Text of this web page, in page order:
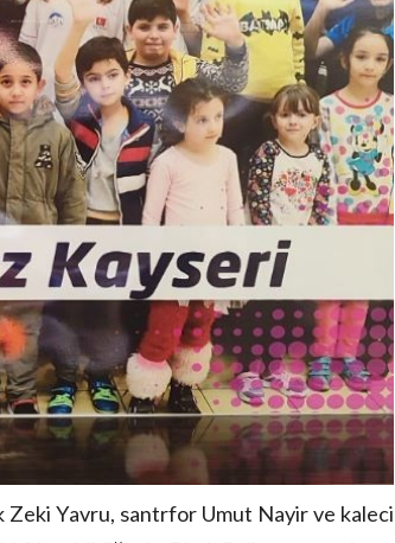
Zeki Yavru, santrfor Umut Nayir ve kaleci